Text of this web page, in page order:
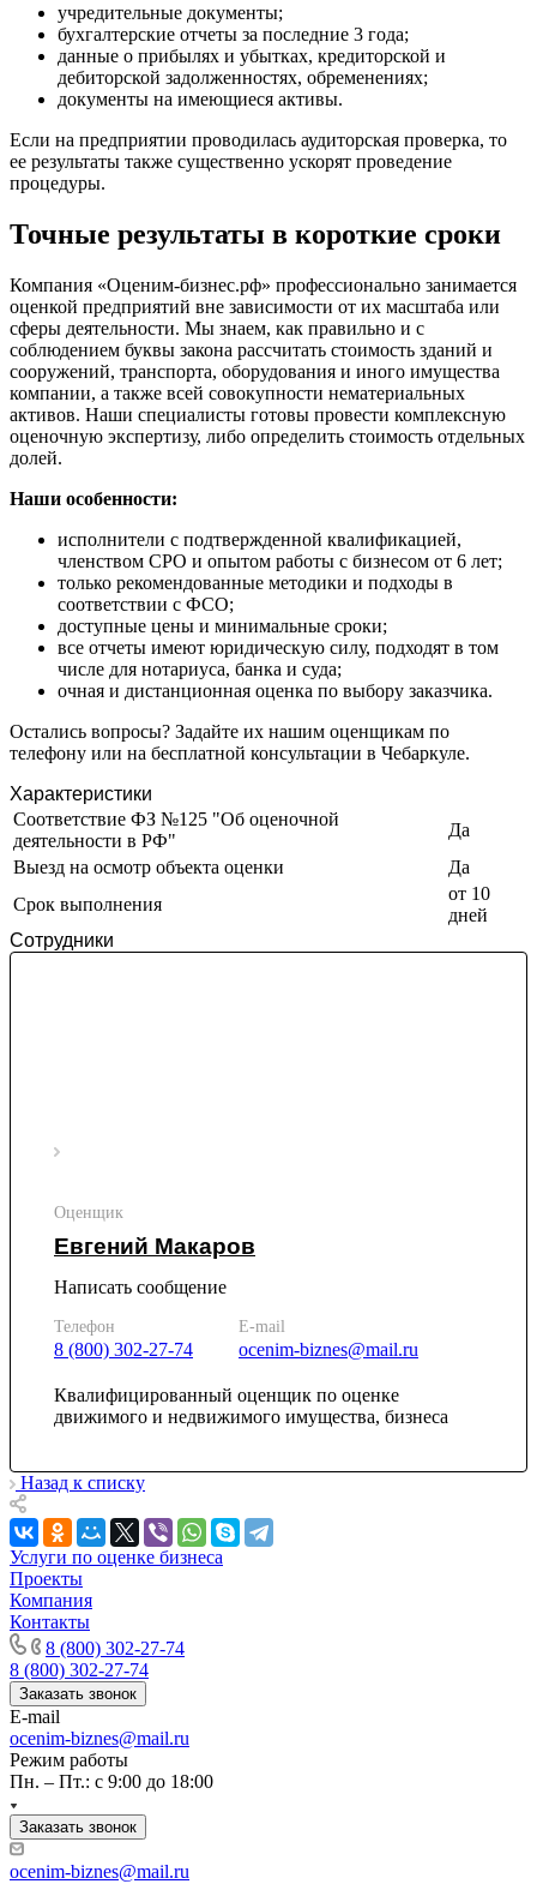
учредительные документы;
бухгалтерские отчеты за последние 3 года;
данные о прибылях и убытках, кредиторской и
дебиторской задолженностях, обременениях;
документы на имеющиеся активы.
Если на предприятии проводилась аудиторская проверка, то
ее результаты также существенно ускорят проведение
процедуры.
Точные результаты в короткие сроки
Компания «Оценим-бизнес.рф» профессионально занимается
оценкой предприятий вне зависимости от их масштаба или
сферы деятельности. Мы знаем, как правильно и с
соблюдением буквы закона рассчитать стоимость зданий и
сооружений, транспорта, оборудования и иного имущества
компании, а также всей совокупности нематериальных
активов. Наши специалисты готовы провести комплексную
оценочную экспертизу, либо определить стоимость отдельных
долей.
Наши особенности:
исполнители с подтвержденной квалификацией,
членством СРО и опытом работы с бизнесом от 6 лет;
только рекомендованные методики и подходы в
соответствии с ФСО;
доступные цены и минимальные сроки;
все отчеты имеют юридическую силу, подходят в том
числе для нотариуса, банка и суда;
очная и дистанционная оценка по выбору заказчика.
Остались вопросы? Задайте их нашим оценщикам по
телефону или на бесплатной консультации в Чебаркуле.
Характеристики
Соответствие ФЗ №125 "Об оценочной
деятельности в РФ"
Да
Выезд на осмотр объекта оценки
Да
Срок выполнения
от 10
дней
Сотрудники
Оценщик
Евгений Макаров
Написать сообщение
Телефон
8 (800) 302-27-74
E-mail
ocenim-biznes@mail.ru
Квалифицированный оценщик по оценке
движимого и недвижимого имущества, бизнеса
Назад к списку
Услуги по оценке бизнеса
Проекты
Компания
Контакты
8 (800) 302-27-74
8 (800) 302-27-74
Заказать звонок
E-mail
ocenim-biznes@mail.ru
Режим работы
Пн. – Пт.: с 9:00 до 18:00
Заказать звонок
ocenim-biznes@mail.ru
Елизово
Енисейск
Ермолино
Ессентуки
Железногорск
Железногорск-Илимский
Жуковский
Заозерный
Зарайск
Заречный
Заринск
Звенигород
Зеленоград
Зеленодольск
Зея
Златоуст
Ивантеевка
Изобильный
Ипатово
Ирбит
Истра
Ишим
Ишимбай
Йошкар-Ола
Казань
Калининград
Калуга
Камбарка
Каменка
Кандалакша
Карачев
Каспийск
Кашира
Кемерово
Кинель
Кинешма
Киржач
Кириши
Киров
Кировск
Кисловодск
Клин
Клинцы
Ковров
Когалым
Кодинск
Козельск
Коломна
Колпашево